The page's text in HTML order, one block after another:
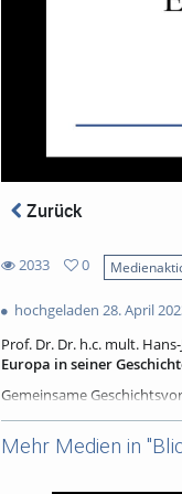
Zurück
2033
views
0
favorites
hochgeladen 28. April
Prof. Dr. Dr. h.c. mult.
Europa in seiner
Gemeinsame
Europa. In diesem
dem ultimativ Fremden
Mythen von Europa
Mehr Medien in